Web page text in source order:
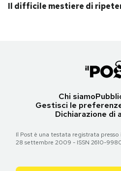
Il difficile mestiere di
Chi siamo
Gestisci le
Dichiarazione di
Il Post è una testata registrata
28 settembre 2009 - ISSN 2610-